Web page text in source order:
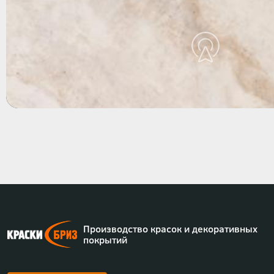
Производство красок и декоративных
покрытий